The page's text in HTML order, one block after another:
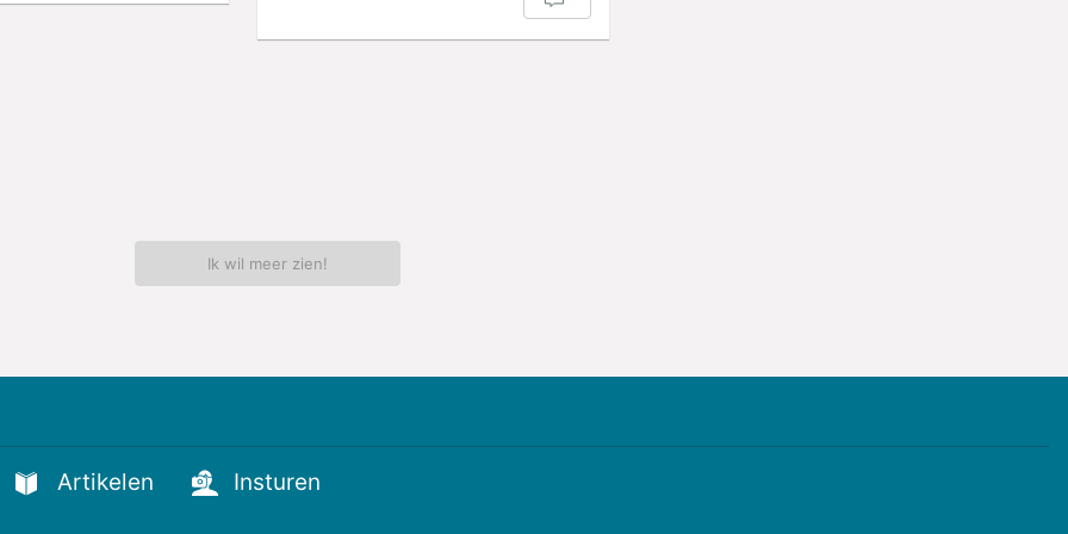
Ik wil meer zien!
Artikelen Insturen